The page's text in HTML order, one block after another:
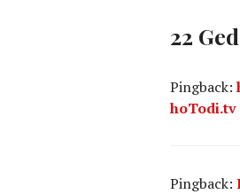
22
Pingback:
hoTodi.tv
Pingback: